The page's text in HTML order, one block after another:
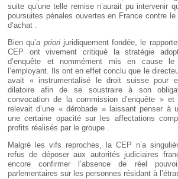
suite qu’une telle remise n’aurait pu intervenir
poursuites pénales ouvertes en France contre
d’achat .
Bien qu’a priorijuridiquement fondée, le
CEP ont vivement critiqué la stratégie
d’enquête et nommément mis en cause
l’employant. Ils ont en effet conclu que le
avait « instrumentalisé le droit suisse pour
dilatoire afin de se soustraire à son
convocation de la commission d’enquête »
relevait d’une « dérobade » laissant penser à
une certaine opacité sur les affectations
profits réalisés par le groupe .
Malgré les vifs reproches, la CEP n’a
refus de déposer aux autorités judiciaires
encore confirmer l’absence de réel
parlementaires sur les personnes résidant à